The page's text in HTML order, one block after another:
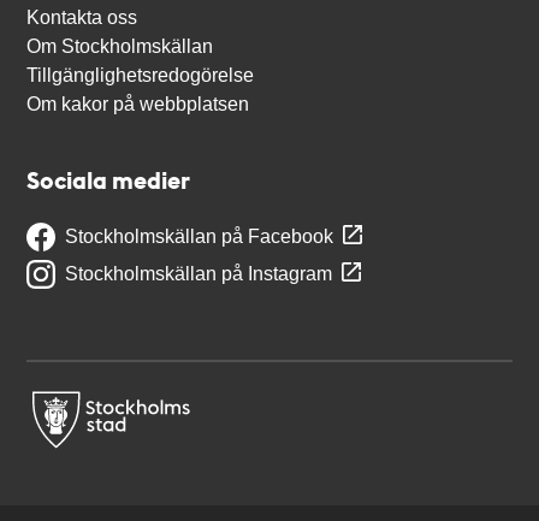
Kontakta oss
Om Stockholmskällan
Tillgänglighetsredogörelse
Om kakor på webbplatsen
Sociala medier
Stockholmskällan på Facebook
Stockholmskällan på Instagram